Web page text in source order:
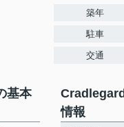
築年
駐車
交通
基本
情報